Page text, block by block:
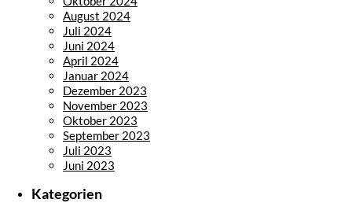
August 2024
Juli 2024
Juni 2024
April 2024
Januar 2024
Dezember 2023
November 2023
Oktober 2023
September 2023
Juli 2023
Juni 2023
Kategorien